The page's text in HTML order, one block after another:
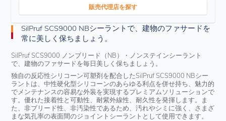
販売代理店を探す
SilPruf SCS9000 NBシーラントで、建物のファサードを
常に美しく保ちましょう。
SilPruf SCS9000 ノンブリード（NB）・ノンステインシーラント
で、建物のファサードを毎日美しく保ちましょう。
独自の反応性シリコーン可塑剤を配合したSilPruf SCS9000 NBシー
ラントは、中性硬化型シリコーンのあらゆる利点を併せ持ち、魅力的
でメンテナンスの容易な外装を実現するプレミアムソリューションで
す。優れた接着性と可動性、耐紫外線性、耐久性を発揮します。ま
た、非ブリード性、非汚染性であるため、汚れやシミに強く、さまざ
まな気孔率の表面間のジョイントシーラントとして使用できます。